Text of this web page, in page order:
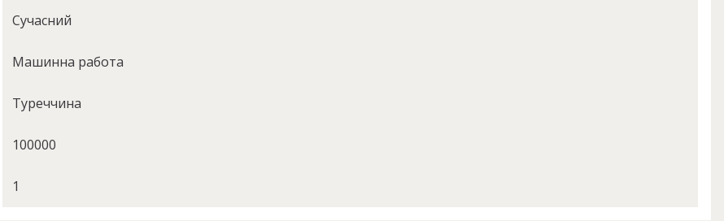
Сучасний
Машинна работа
Туреччина
100000
1